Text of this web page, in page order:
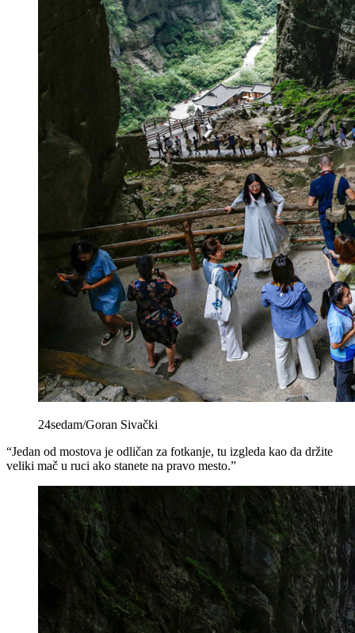
24sedam/Goran Sivački
“Jedan od mostova je odličan za fotkanje, tu izgleda kao da držite
veliki mač u ruci ako stanete na pravo mesto.”